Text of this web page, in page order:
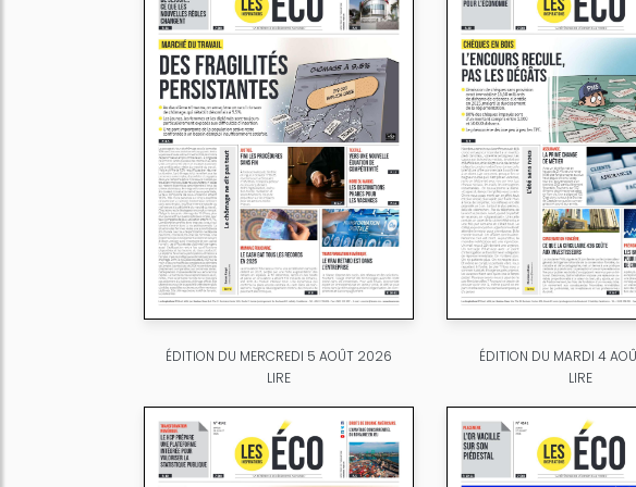
ÉDITION DU MERCREDI 5 AOÛT 2026
LIRE
ÉDITION DU MARDI 4
LIRE